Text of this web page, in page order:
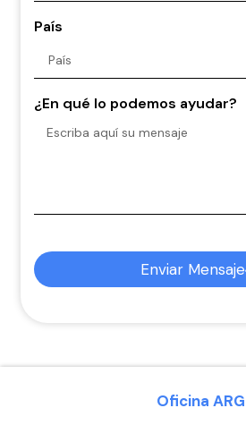
País
¿En qué lo podemos ayudar?
Enviar Mensaje
Oficina ARG